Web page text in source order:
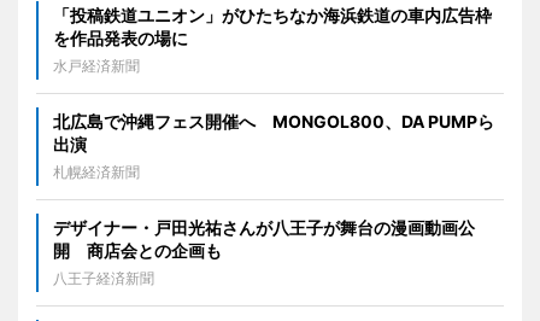
「投稿鉄道ユニオン」がひたちなか海浜鉄道の車内広告枠
を作品発表の場に
水戸経済新聞
北広島で沖縄フェス開催へ MONGOL800、DA PUMPら
出演
札幌経済新聞
デザイナー・戸田光祐さんが八王子が舞台の漫画動画公
開 商店会との企画も
八王子経済新聞